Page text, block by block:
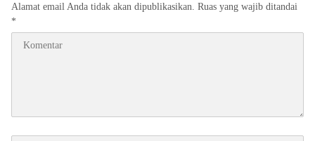
Alamat email Anda tidak akan dipublikasikan. Ruas yang wajib ditandai
*